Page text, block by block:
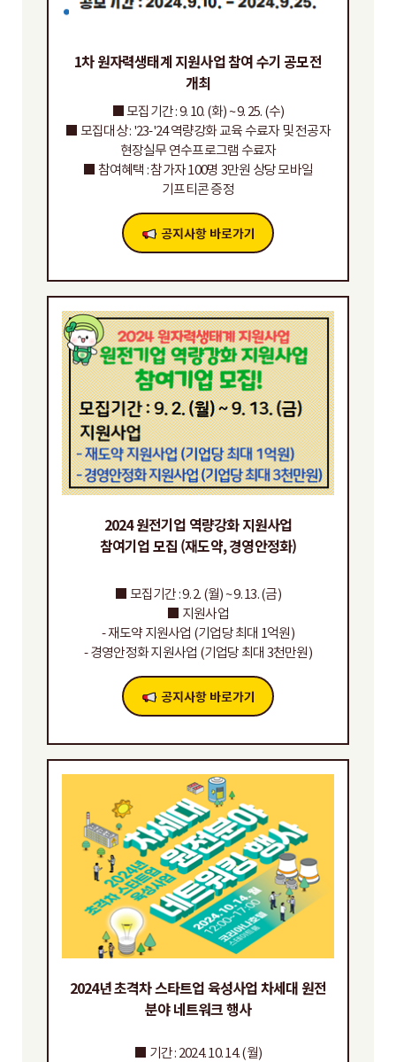
1차 원자력생태계 지원사업 참여 수기 공모전
개최
■ 모집기간 : 9. 10. (화) ~ 9. 25. (수)
■ 모집대상 : '23-'24 역량강화 교육 수료자 및 전공자
현장실무 연수프로그램 수료자
■ 참여혜택 : 참가자 100명 3만원 상당 모바일
기프티콘 증정
2024 원전기업 역량강화 지원사업
참여기업 모집 (재도약, 경영안정화)
■ 모집기간 : 9. 2. (월) ~ 9. 13. (금)
■ 지원사업
- 재도약 지원사업 (기업당 최대 1억원)
- 경영안정화 지원사업 (기업당 최대 3천만원)
2024년 초격차 스타트업 육성사업 차세대 원전
분야 네트워크 행사
■ 기간 : 2024. 10. 14. (월)